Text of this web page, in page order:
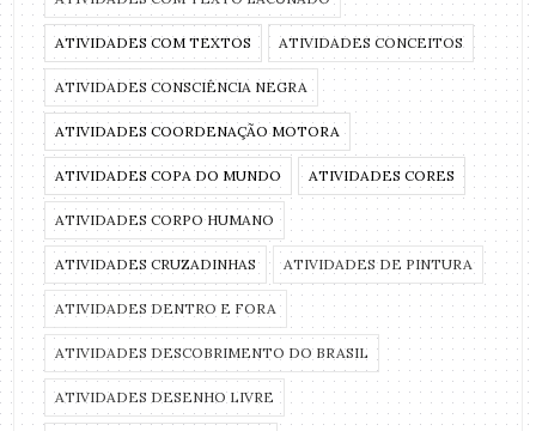
ATIVIDADES COM TEXTOS ATIVIDADES CONCEITOS
ATIVIDADES CONSCIÊNCIA NEGRA
ATIVIDADES COORDENAÇÃO MOTORA
ATIVIDADES COPA DO MUNDO ATIVIDADES CORES
ATIVIDADES CORPO HUMANO
ATIVIDADES CRUZADINHAS ATIVIDADES DE PINTURA
ATIVIDADES DENTRO E FORA
ATIVIDADES DESCOBRIMENTO DO BRASIL
ATIVIDADES DESENHO LIVRE